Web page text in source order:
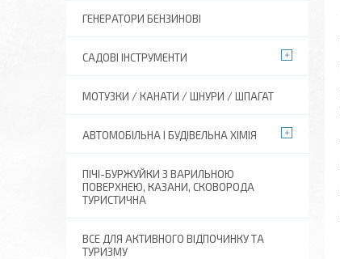
ГЕНЕРАТОРИ БЕНЗИНОВІ
САДОВІ ІНСТРУМЕНТИ
МОТУЗКИ / КАНАТИ / ШНУРИ / ШПАГАТ
АВТОМОБІЛЬНА І БУДІВЕЛЬНА ХІМІЯ
ПІЧІ-БУРЖУЙКИ З ВАРИЛЬНОЮ
ПОВЕРХНЕЮ, КАЗАНИ, СКОВОРОДА
ТУРИСТИЧНА
ВСЕ ДЛЯ АКТИВНОГО ВІДПОЧИНКУ ТА
ТУРИЗМУ